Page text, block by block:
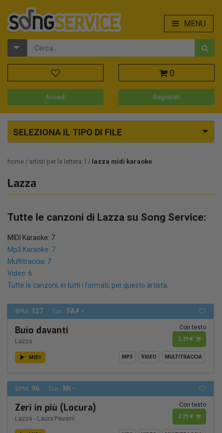
MENU
0
Accedi Registrati
SELEZIONA IL TIPO DI FILE
home artisti per la lettera: l lazza midi karaoke
Lazza
Tutte le canzoni di Lazza su Song Service:
MIDI Karaoke: 7
Mp3 Karaoke: 7
Multitraccia: 7
Video: 6
Tutte le canzoni, in tutti i formati, per questo artista.
BPM: 127 Ton.: FA# -
Buio davanti
Lazza
Con testo
2,19 €
MIDI MP3 VIDEO MULTITRACCIA
BPM: 96 Ton.: MI -
Zeri in più (Locura)
Lazza - Laura Pausini
Con testo
2,19 €